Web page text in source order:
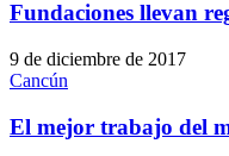
Fundaciones llevan
9 de diciembre de 2017
Cancún
El mejor trabajo del